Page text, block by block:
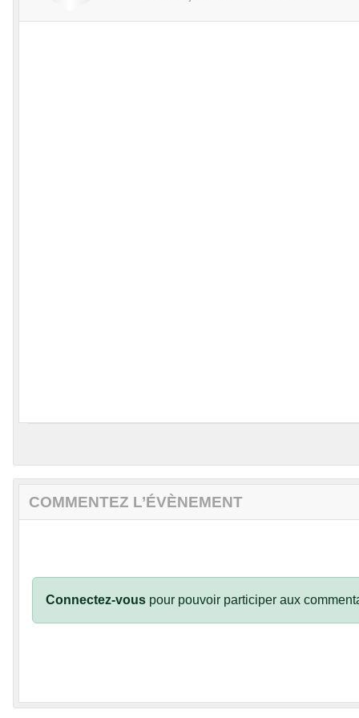
COMMENTEZ L’ÉVÈNEMENT
Connectez-vous pour pouvoir participer aux